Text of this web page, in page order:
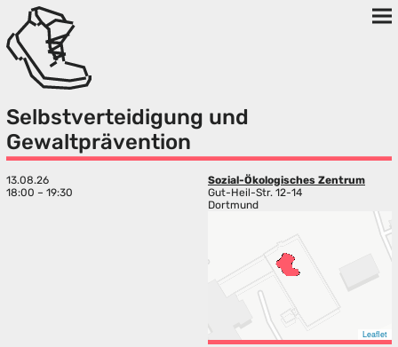
Selbstverteidigung und
Gewaltprävention
13.08.26
18:00 – 19:30
Sozial-Ökologisches Zentrum
Gut-Heil-Str. 12-14
Dortmund
Leaflet